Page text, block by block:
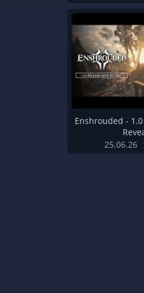
Enshrouded -
25.06.26